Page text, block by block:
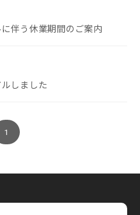
伴う休業期間のご案内
しました
1